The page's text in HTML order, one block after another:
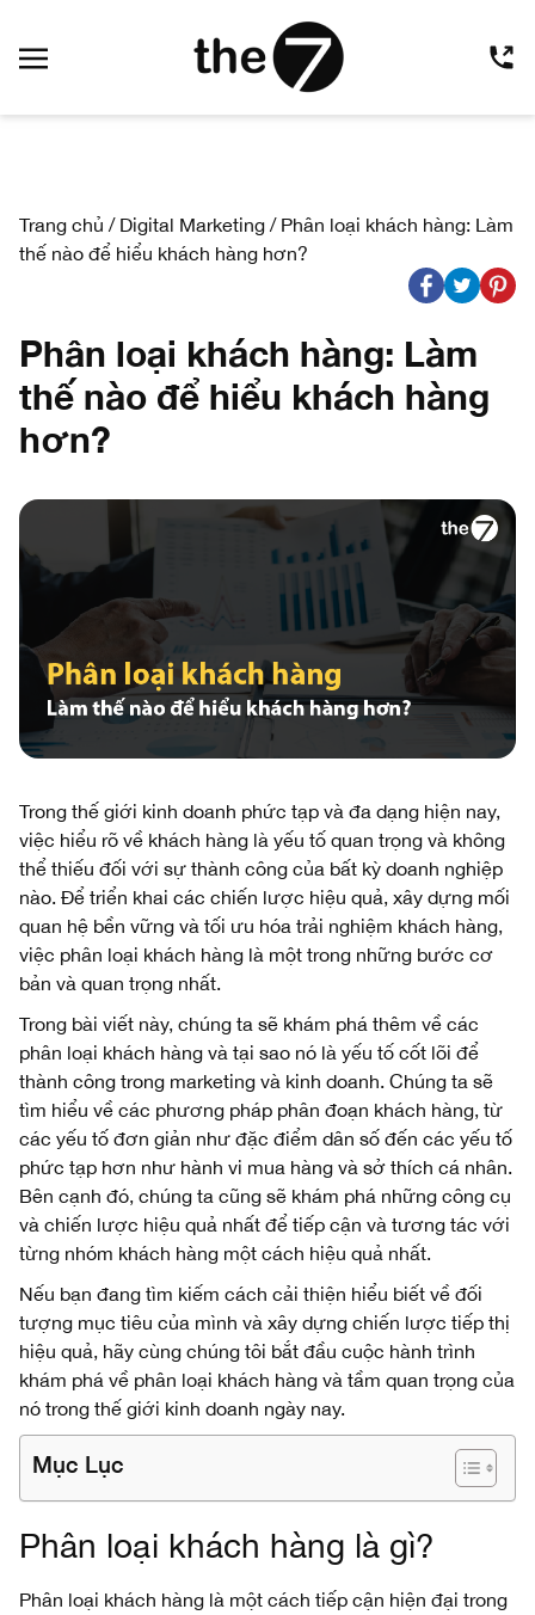
Trang chủ / Digital Marketing / Phân loại khách hàng: Làm
thế nào để hiểu khách hàng hơn?
Phân loại khách hàng: Làm
thế nào để hiểu khách hàng
hơn?
Trong thế giới kinh doanh phức tạp và đa dạng hiện nay,
việc hiểu rõ về khách hàng là yếu tố quan trọng và không
thể thiếu đối với sự thành công của bất kỳ doanh nghiệp
nào. Để triển khai các chiến lược hiệu quả, xây dựng mối
quan hệ bền vững và tối ưu hóa trải nghiệm khách hàng,
việc phân loại khách hàng là một trong những bước cơ
bản và quan trọng nhất.
Trong bài viết này, chúng ta sẽ khám phá thêm về các
phân loại khách hàng và tại sao nó là yếu tố cốt lõi để
thành công trong marketing và kinh doanh. Chúng ta sẽ
tìm hiểu về các phương pháp phân đoạn khách hàng, từ
các yếu tố đơn giản như đặc điểm dân số đến các yếu tố
phức tạp hơn như hành vi mua hàng và sở thích cá nhân.
Bên cạnh đó, chúng ta cũng sẽ khám phá những công cụ
và chiến lược hiệu quả nhất để tiếp cận và tương tác với
từng nhóm khách hàng một cách hiệu quả nhất.
Nếu bạn đang tìm kiếm cách cải thiện hiểu biết về đối
tượng mục tiêu của mình và xây dựng chiến lược tiếp thị
hiệu quả, hãy cùng chúng tôi bắt đầu cuộc hành trình
khám phá về phân loại khách hàng và tầm quan trọng của
nó trong thế giới kinh doanh ngày nay.
Mục Lục
Phân loại khách hàng là gì?
Phân loại khách hàng là một cách tiếp cận hiện đại trong